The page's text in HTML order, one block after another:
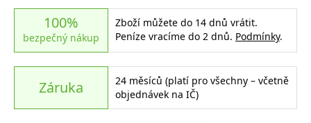
100%
bezpečný nákup
Zboží můžete do 14 dnů vrátit.
Peníze vracíme do 2 dnů. Podmínky.
Záruka
24 měsíců (platí pro všechny – včetně
objednávek na IČ)